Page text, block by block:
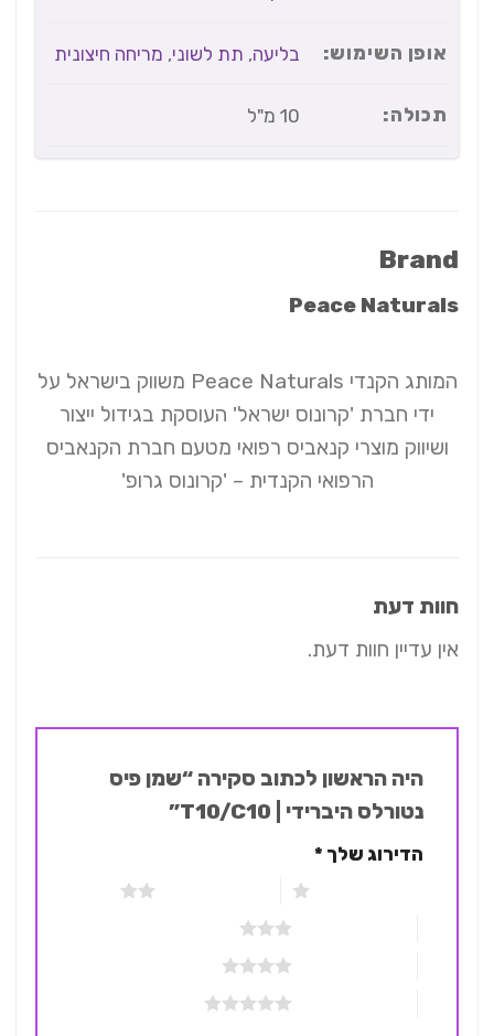
אופן השימוש: בליעה,תת לשוני,מריחה חיצונית
תכולה: 10 מ"ל
Brand
Peace Naturals
המותג הקנדי Peace Naturals משווק בישראל על
ידי חברת 'קרונוס ישראל' העוסקת בגידול ייצור
ושיווק מוצרי קנאביס רפואי מטעם חברת הקנאביס
הרפואי הקנדית – 'קרונוס גרופ'
חוות דעת
אין עדיין חוות דעת.
היה הראשון לכתוב סקירה “שמן פיס
נטורלס היברידי | T10/C10”
הדירוג שלך*
2 מתוך 5 כוכבים